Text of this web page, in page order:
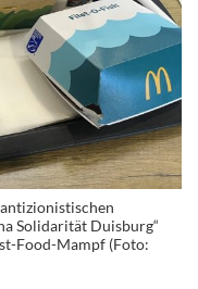
Solidarität Duisburg“
Food-Mampf (Foto: